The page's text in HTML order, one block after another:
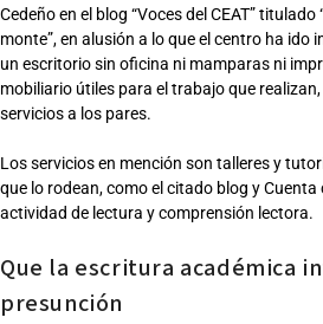
Cedeño en el blog “Voces del CEAT”
monte”, en alusión a lo que el centro ha ido
un escritorio sin oficina ni mamparas ni
mobiliario útiles para el trabajo que
servicios a los pares.
Los servicios en mención son talleres y
que lo rodean, como el citado blog y Cuenta
actividad de lectura y comprensión lectora.
Que la escritura académica
presunción